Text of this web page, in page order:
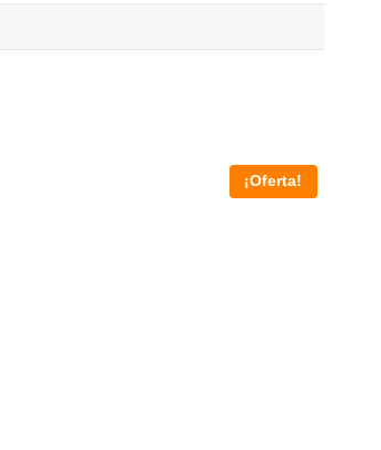
¡Oferta!